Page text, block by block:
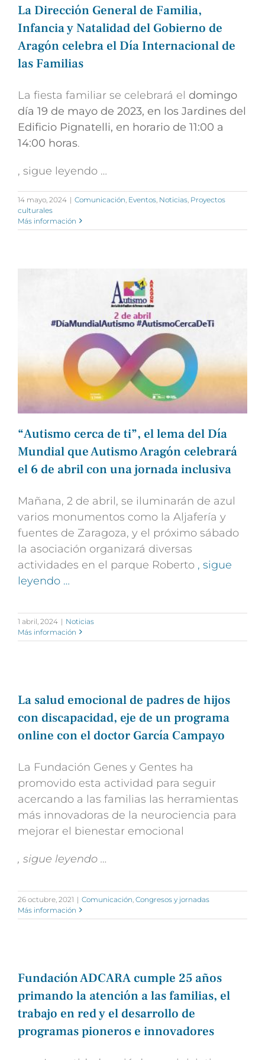
La Dirección General de Familia,
Infancia y Natalidad del Gobierno de
Aragón celebra el Día Internacional de
las Familias
La fiesta familiar se celebrará el domingo
día 19 de mayo de 2023, en los Jardines del
Edificio Pignatelli, en horario de 11:00 a
14:00 horas.
, sigue leyendo …
14 mayo, 2024 | Comunicación Eventos Noticias Proyectos
culturales
Más información
“Autismo cerca de ti”, el lema del Día
Mundial que Autismo Aragón celebrará
el 6 de abril con una jornada inclusiva
Mañana, 2 de abril, se iluminarán de azul
varios monumentos como la Aljafería y
fuentes de Zaragoza, y el próximo sábado
la asociación organizará diversas
actividades en el parque Roberto , sigue
leyendo …
1 abril, 2024 | Noticias
Más información
La salud emocional de padres de hijos
con discapacidad, eje de un programa
online con el doctor García Campayo
La Fundación Genes y Gentes ha
promovido esta actividad para seguir
acercando a las familias las herramientas
más innovadoras de la neurociencia para
mejorar el bienestar emocional
, sigue leyendo …
26 octubre, 2021 | Comunicación Congresos y jornadas
Más información
Fundación ADCARA cumple 25 años
primando la atención a las familias, el
trabajo en red y el desarrollo de
programas pioneros e innovadores